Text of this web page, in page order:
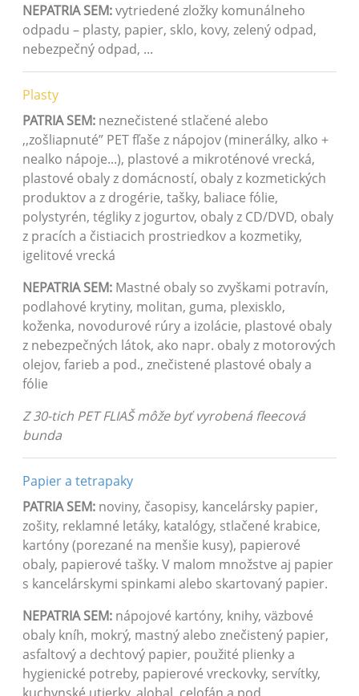
NEPATRIA SEM:vytriedené zložky komunálneho
odpadu – plasty, papier, sklo, kovy, zelený odpad,
nebezpečný odpad, ...
Plasty
PATRIA SEM: neznečistené stlačené alebo
,,zošliapnuté” PET fľaše z nápojov (minerálky, alko +
nealko nápoje...), plastové a mikroténové vrecká,
plastové obaly z domácností, obaly z kozmetických
produktov a z drogérie, tašky, baliace fólie,
polystyrén, tégliky z jogurtov, obaly z CD/DVD, obaly
z pracích a čistiacich prostriedkov a kozmetiky,
igelitové vrecká
NEPATRIA SEM: Mastné obaly so zvyškami potravín,
podlahové krytiny, molitan, guma, plexisklo,
koženka, novodurové rúry a izolácie, plastové obaly
z nebezpečných látok, ako napr. obaly z motorových
olejov, farieb a pod., znečistené plastové obaly a
fólie
Z 30-tich PET FLIAŠ môže byť vyrobená fleecová
bunda
Papier a tetrapaky
PATRIA SEM: noviny, časopisy, kancelársky papier,
zošity, reklamné letáky, katalógy, stlačené krabice,
kartóny (porezané na menšie kusy), papierové
obaly, papierové tašky. V malom množstve aj papier
s kancelárskymi spinkami alebo skartovaný papier.
NEPATRIA SEM: nápojové kartóny, knihy, väzbové
obaly kníh, mokrý, mastný alebo znečistený papier,
asfaltový a dechtový papier, použité plienky a
hygienické potreby, papierové vreckovky, servítky,
kuchynské utierky, alobal, celofán a pod.